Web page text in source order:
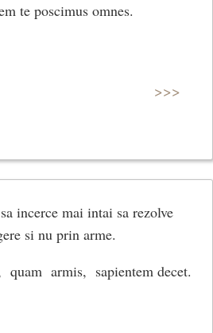
te poscimus omnes.
>>>
incerce mai intai sa rezolve
si nu prin arme.
armis, sapientem decet.